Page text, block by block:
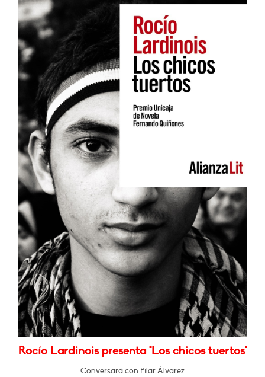
Rocío Lardinois presenta "Los chicos tuertos"
Conversará con Pilar Álvarez